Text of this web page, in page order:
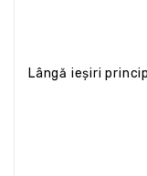
Lângă ieșiri